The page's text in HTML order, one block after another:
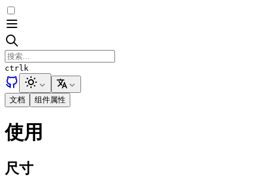
ctrl k
文档 组件属性
使用
尺寸